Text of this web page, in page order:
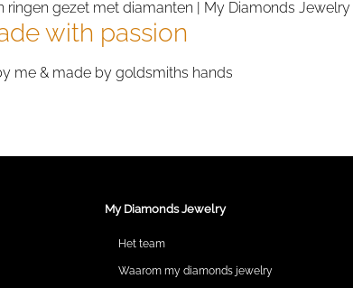
with passion
me & made by goldsmiths hands
My Diamonds Jewelry
Het team
Waarom my diamonds jewelry